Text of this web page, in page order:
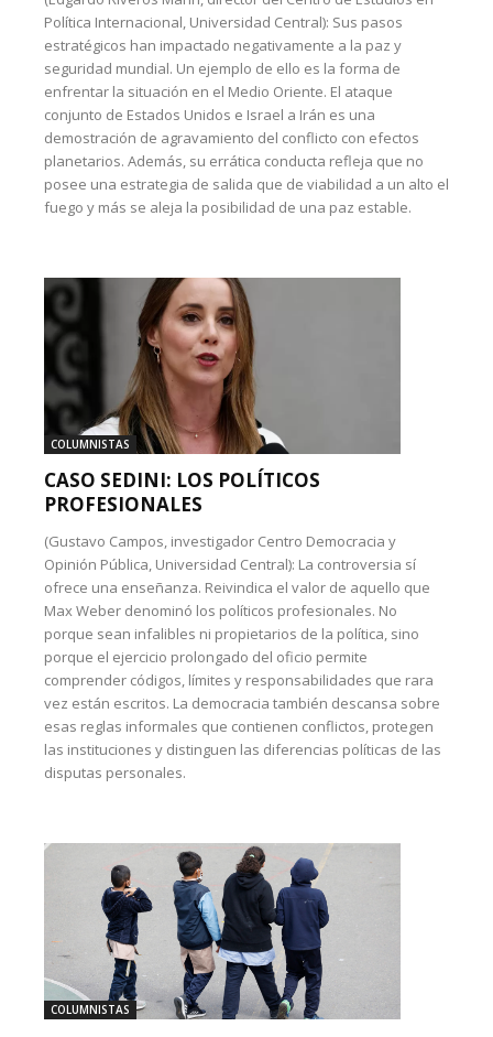
Política Internacional, Universidad Central): Sus pasos
estratégicos han impactado negativamente a la paz y
seguridad mundial. Un ejemplo de ello es la forma de
enfrentar la situación en el Medio Oriente. El ataque
conjunto de Estados Unidos e Israel a Irán es una
demostración de agravamiento del conflicto con efectos
planetarios. Además, su errática conducta refleja que no
posee una estrategia de salida que de viabilidad a un alto el
fuego y más se aleja la posibilidad de una paz estable.
COLUMNISTAS
CASO SEDINI: LOS POLÍTICOS
PROFESIONALES
(Gustavo Campos, investigador Centro Democracia y
Opinión Pública, Universidad Central): La controversia sí
ofrece una enseñanza. Reivindica el valor de aquello que
Max Weber denominó los políticos profesionales. No
porque sean infalibles ni propietarios de la política, sino
porque el ejercicio prolongado del oficio permite
comprender códigos, límites y responsabilidades que rara
vez están escritos. La democracia también descansa sobre
esas reglas informales que contienen conflictos, protegen
las instituciones y distinguen las diferencias políticas de las
disputas personales.
COLUMNISTAS